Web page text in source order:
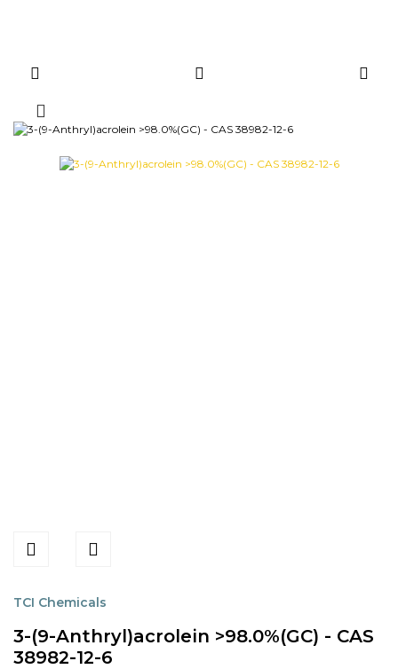
TCI Chemicals
3-(9-Anthryl)acrolein >98.0%(GC) - CAS
38982-12-6